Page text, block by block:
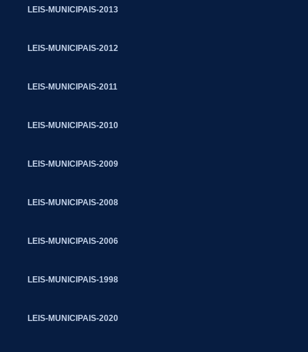
LEIS-MUNICIPAIS-2013
LEIS-MUNICIPAIS-2012
LEIS-MUNICIPAIS-2011
LEIS-MUNICIPAIS-2010
LEIS-MUNICIPAIS-2009
LEIS-MUNICIPAIS-2008
LEIS-MUNICIPAIS-2006
LEIS-MUNICIPAIS-1998
LEIS-MUNICIPAIS-2020